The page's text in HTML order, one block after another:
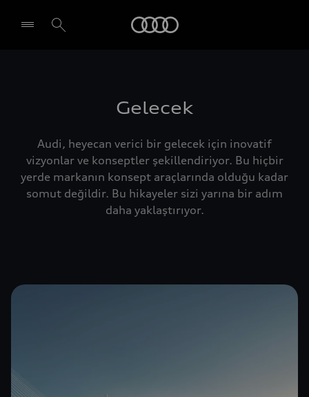
Gelecek
Audi, heyecan verici bir gelecek için inovatif
vizyonlar ve konseptler şekillendiriyor. Bu hiçbir
yerde markanın konsept araçlarında olduğu kadar
somut değildir. Bu hikayeler sizi yarına bir adım
daha yaklaştırıyor.